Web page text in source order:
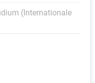
(Internationale